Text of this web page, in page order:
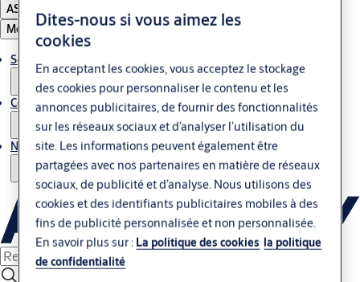
ASSA ABLOY Group
Menu
Solutions
Contrôle d'accès & Glass
Nous contacter
Dites-nous si vous aimez les
cookies
En acceptant les cookies, vous acceptez le stockage
des cookies pour personnaliser le contenu et les
annonces publicitaires, de fournir des fonctionnalités
sur les réseaux sociaux et d’analyser l’utilisation du
site. Les informations peuvent également être
partagées avec nos partenaires en matière de réseaux
sociaux, de publicité et d’analyse. Nous utilisons des
cookies et des identifiants publicitaires mobiles à des
fins de publicité personnalisée et non personnalisée.
En savoir plus sur : La politique des cookies la politique
de confidentialité